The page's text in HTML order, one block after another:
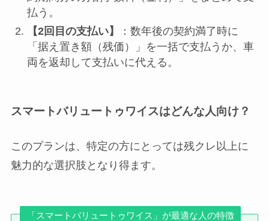
払う。
【2回目の支払い】
：数年後の契約満了時に
「据え置き額（残価）」を一括で支払うか、車
両を返却して支払いに代える。
スマートバリュートゥワイスはどんな人向け？
このプランは、特定の方にとっては残クレ以上に
魅力的な選択肢となり得ます。
「スマートバリュートゥワイス」が最適な人の特徴